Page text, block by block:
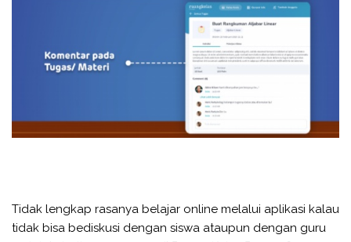
Tidak lengkap rasanya belajar online melalui aplikasi kalau
tidak bisa bediskusi dengan siswa ataupun dengan guru